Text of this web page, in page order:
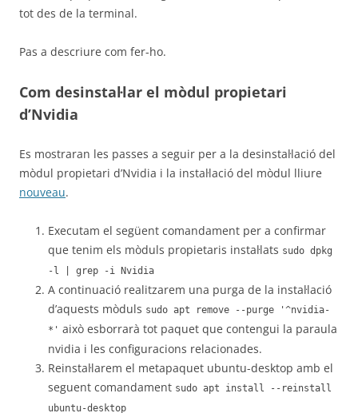
tot des de la terminal.
Pas a descriure com fer-ho.
Com desinstal·lar el mòdul propietari
d’Nvidia
Es mostraran les passes a seguir per a la desinstal·lació del
mòdul propietari d’Nvidia i la instal·lació del mòdul lliure
nouveau.
Executam el següent comandament per a confirmar
que tenim els mòduls propietaris instal·lats sudo dpkg
-l | grep -i Nvidia
A continuació realitzarem una purga de la instal·lació
d’aquests mòduls sudo apt remove --purge '^nvidia-
*' això esborrarà tot paquet que contengui la paraula
nvidia i les configuracions relacionades.
Reinstal·larem el metapaquet ubuntu-desktop amb el
seguent comandament sudo apt install --reinstall
ubuntu-desktop